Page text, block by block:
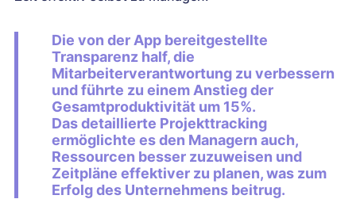
Die von der App bereitgestellte
Transparenz half, die
Mitarbeiterverantwortung zu verbessern
und führte zu einem Anstieg der
Gesamtproduktivität um 15%.
Das detaillierte Projekttracking
ermöglichte es den Managern auch,
Ressourcen besser zuzuweisen und
Zeitpläne effektiver zu planen, was zum
Erfolg des Unternehmens beitrug.